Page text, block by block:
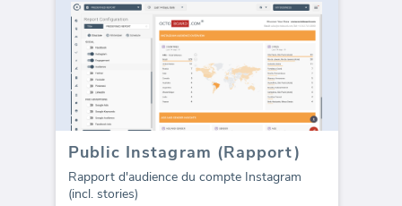
Public Instagram (Rapport)
Rapport d'audience du compte Instagram
(incl. stories)